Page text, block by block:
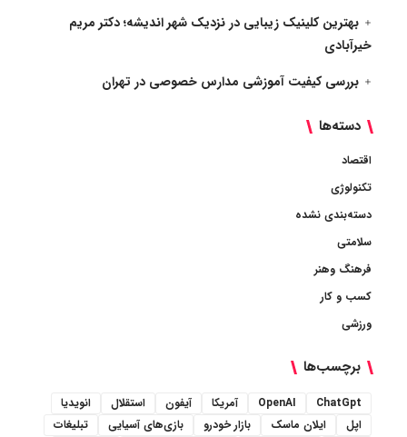
بهترین کلینیک زیبایی در نزدیک شهر اندیشه؛ دکتر مریم
خیرآبادی
بررسی کیفیت آموزشی مدارس خصوصی در تهران
دسته‌ها
اقتصاد
تکنولوژی
دسته‌بندی نشده
سلامتی
فرهنگ وهنر
کسب و کار
ورزشی
برچسب‌ها
ChatGpt
OpenAI آمریکا آیفون استقلال
انویدیا
اپل
ایلان ماسک بازار خودرو بازی‌های آسیایی
تبلیغات